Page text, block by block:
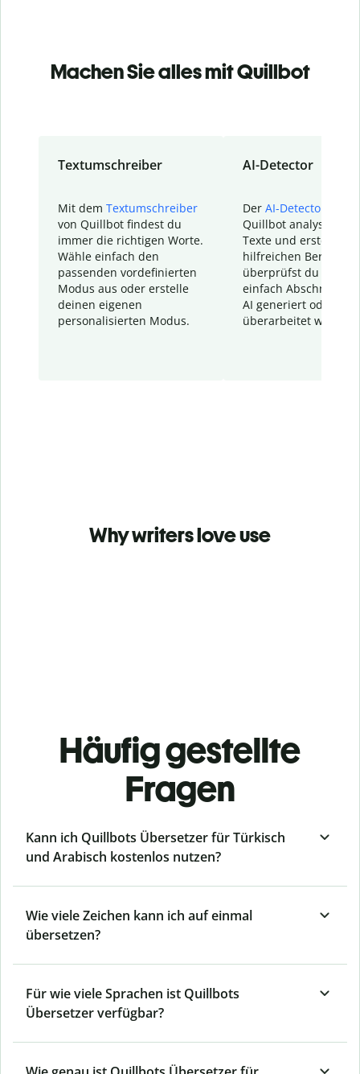
Machen Sie alles mit Quillbot
Textumschreiber
Mit dem Textumschreiber
von Quillbot findest du
immer die richtigen Worte.
Wähle einfach den
passenden vordefinierten
Modus aus oder erstelle
deinen eigenen
personalisierten Modus.
AI-Detector
Der AI-Detector
Quillbot analysiert
Texte und erstellt
hilfreichen Bericht.
überprüfst du
einfach Abschnitte,
AI generiert oder
überarbeitet wurden.
Why writers love use
Häufig gestellte
Fragen
Kann ich Quillbots Übersetzer für Türkisch
und Arabisch kostenlos nutzen?
Wie viele Zeichen kann ich auf einmal
übersetzen?
Für wie viele Sprachen ist Quillbots
Übersetzer verfügbar?